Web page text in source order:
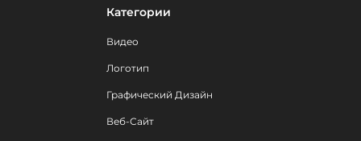
Категории
Видео
Логотип
Графический Дизайн
Веб-Сайт